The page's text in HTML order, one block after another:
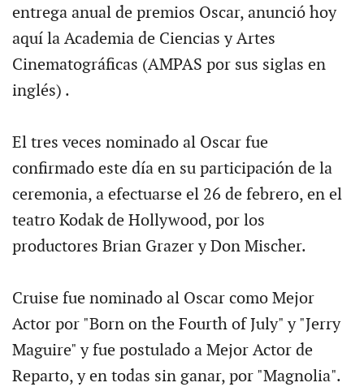
entrega anual de premios Oscar, anunció hoy
aquí la Academia de Ciencias y Artes
Cinematográficas (AMPAS por sus siglas en
inglés) .
El tres veces nominado al Oscar fue
confirmado este día en su participación de la
ceremonia, a efectuarse el 26 de febrero, en el
teatro Kodak de Hollywood, por los
productores Brian Grazer y Don Mischer.
Cruise fue nominado al Oscar como Mejor
Actor por "Born on the Fourth of July" y "Jerry
Maguire" y fue postulado a Mejor Actor de
Reparto, y en todas sin ganar, por "Magnolia".